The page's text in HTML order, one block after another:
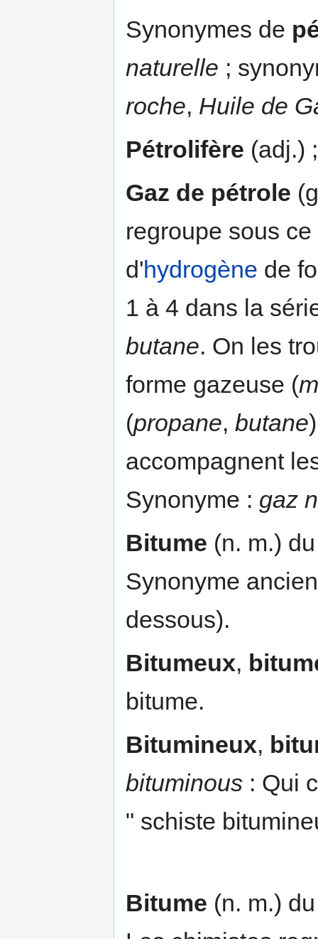
Synonymes de
naturelle ;
roche, Huile de
Pétrolifère (adj.)
Gaz de pétrole
regroupe sous
d'hydrogène de
1 à 4 dans la
butane. On les
forme gazeuse (
(propane, butane
accompagnent
Synonyme : gaz
Bitume (n. m.)
Synonyme
dessous).
Bitumeux,
bitume.
Bitumineux,
bituminous : Qui
" schiste
Bitume (n. m.)